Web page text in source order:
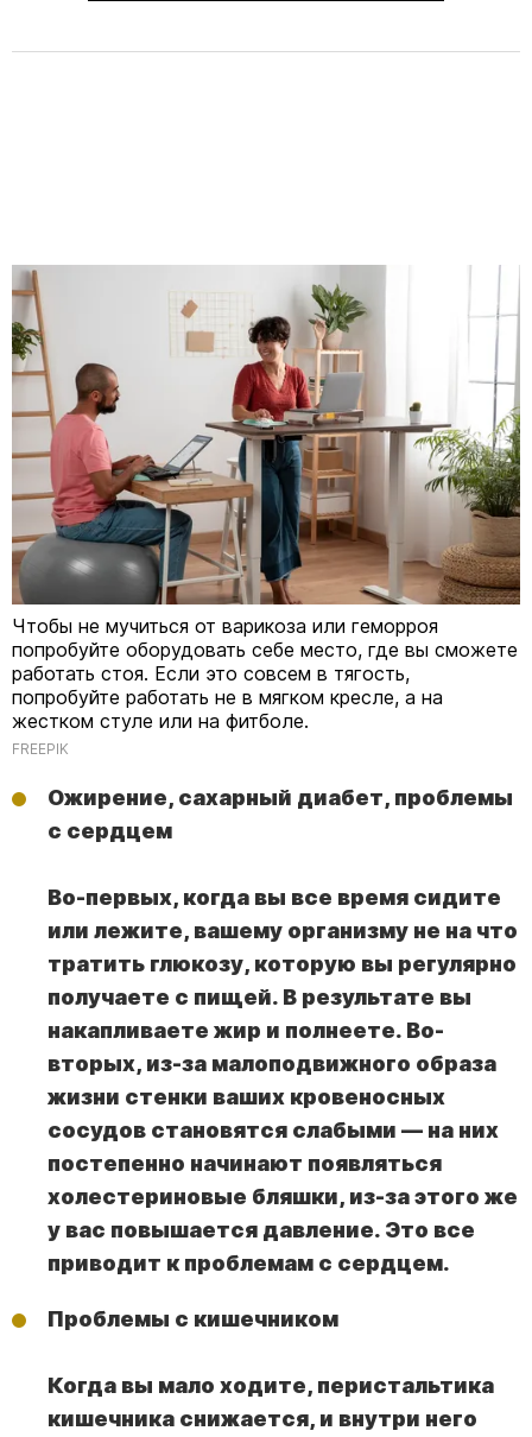
Чтобы не мучиться от варикоза или геморроя
попробуйте оборудовать себе место, где вы сможете
работать стоя. Если это совсем в тягость,
попробуйте работать не в мягком кресле, а на
жестком стуле или на фитболе.
FREEPIK
Ожирение, сахарный диабет, проблемы
с сердцем
Во-первых, когда вы все время сидите
или лежите, вашему организму не на что
тратить глюкозу, которую вы регулярно
получаете с пищей. В результате вы
накапливаете жир и полнеете. Во-
вторых, из-за малоподвижного образа
жизни стенки ваших кровеносных
сосудов становятся слабыми — на них
постепенно начинают появляться
холестериновые бляшки, из-за этого же
у вас повышается давление. Это все
приводит к проблемам с сердцем.
Проблемы с кишечником
Когда вы мало ходите, перистальтика
кишечника снижается, и внутри него